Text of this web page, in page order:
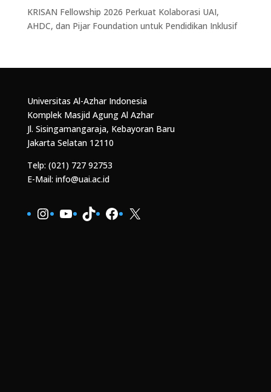
KRISAN Fellowship 2026 Perkuat Kolaborasi UAI,
AHDC, dan Pijar Foundation untuk Pendidikan Inklusif
Universitas Al-Azhar Indonesia
Komplek Masjid Agung Al Azhar
Jl. Sisingamangaraja, Kebayoran Baru
Jakarta Selatan 12110
Telp: (021) 727 92753
E-Mail: info@uai.ac.id
Instagram
YouTube
TikTokFacebook
X